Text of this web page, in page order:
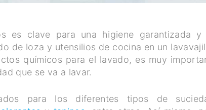
es clave para una higiene garantizada y
de loza y utensilios de cocina en un
químicos para el lavado, es muy
que se va a lavar.
para los diferentes tipos de